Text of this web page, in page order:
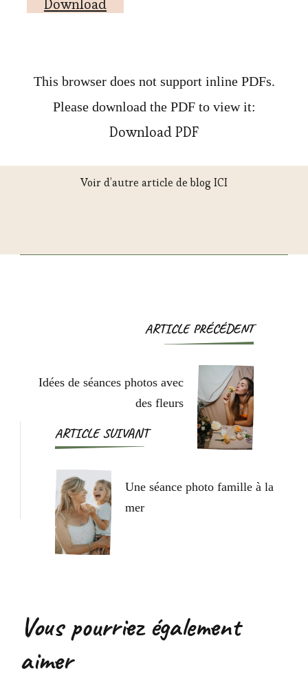
Download
This browser does not support inline PDFs.
Please download the PDF to view it:
Download PDF
Voir d’autre article de blog ICI
ARTICLE PRÉCÉDENT
Idées de séances photos avec
des fleurs
ARTICLE SUIVANT
Une séance photo famille à la
mer
Vous pourriez également
aimer